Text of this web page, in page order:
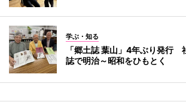
学ぶ・知る
「郷土誌 葉山」4年ぶり発行
誌で明治～昭和をひもとく